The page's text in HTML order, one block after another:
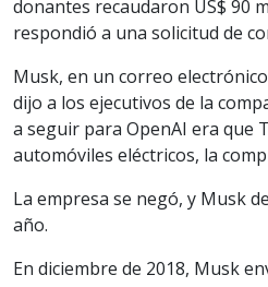
donantes recaudaron US$ 90
respondió a una solicitud de
Musk, en un correo
dijo a los ejecutivos de la
a seguir para OpenAI era que
automóviles eléctricos, la
La empresa se negó, y Musk
año.
En diciembre de 2018, Musk